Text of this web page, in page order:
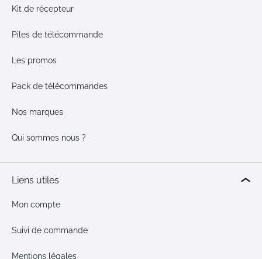
Kit de récepteur
Piles de télécommande
Les promos
Pack de télécommandes
Nos marques
Qui sommes nous ?
Liens utiles
Mon compte
Suivi de commande
Mentions légales